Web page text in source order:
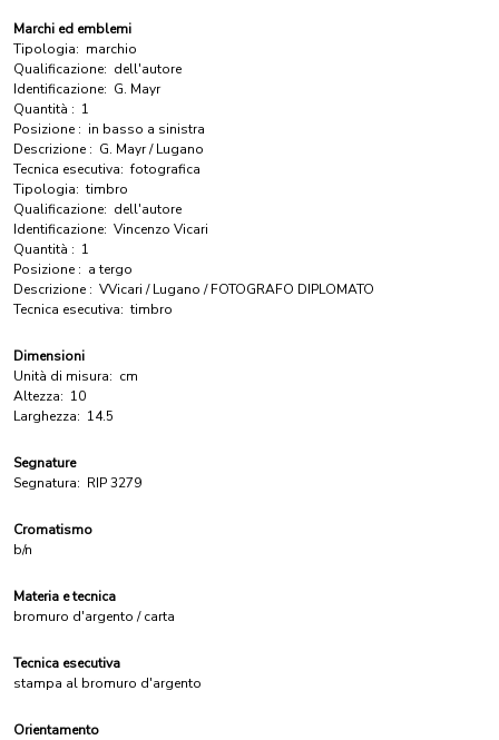
Marchi ed emblemi
Tipologia: marchio
Qualificazione: dell'autore
Identificazione: G. Mayr
Quantità : 1
Posizione : in basso a sinistra
Descrizione : G. Mayr / Lugano
Tecnica esecutiva: fotografica
Tipologia: timbro
Qualificazione: dell'autore
Identificazione: Vincenzo Vicari
Quantità : 1
Posizione : a tergo
Descrizione : VVicari / Lugano / FOTOGRAFO DIPLOMATO
Tecnica esecutiva: timbro
Dimensioni
Unità di misura: cm
Altezza: 10
Larghezza: 14.5
Segnature
Segnatura: RIP 3279
Cromatismo
b/n
Materia e tecnica
bromuro d'argento / carta
Tecnica esecutiva
stampa al bromuro d'argento
Orientamento